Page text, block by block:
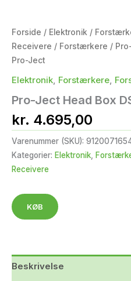
Forside / Elektronik /
Receivere / Forstærkere /
Pro-Ject
Elektronik, Forstærkere,
Pro-Ject Head Box
kr. 4.695,00
Varenummer (SKU):
Kategorier: Elektronik,
Receivere
KØB
Beskrivelse